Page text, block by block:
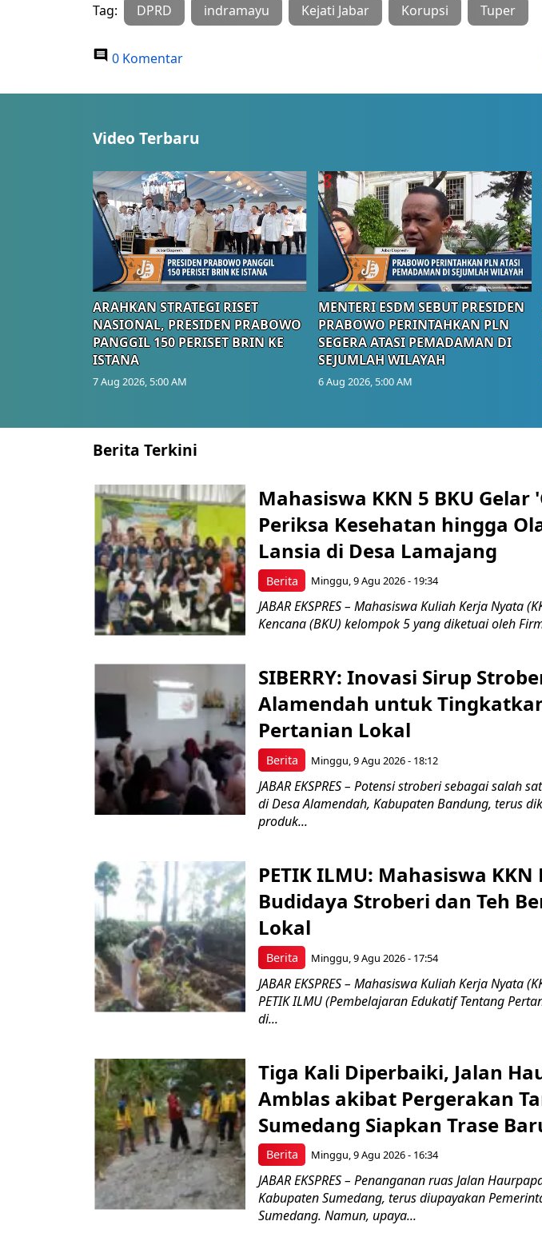
Tag: DPRD indramayu Kejati Jabar Korupsi Tuper
0 Komentar
Video Terbaru
ARAHKAN STRATEGI RISET
NASIONAL, PRESIDEN PRABOWO
PANGGIL 150 PERISET BRIN KE
ISTANA
7 Aug 2026, 5:00 AM
MENTERI ESDM SEBUT PRESIDEN
PRABOWO PERINTAHKAN PLN
SEGERA ATASI PEMADAMAN DI
SEJUMLAH WILAYAH
6 Aug 2026, 5:00 AM
Berita Terkini
Berita
Mahasiswa KKN 5 BKU Gelar
Periksa Kesehatan hingga
Lansia di Desa Lamajang
Minggu, 9 Agu 2026 - 19:34
JABAR EKSPRES – Mahasiswa Kuliah Kerja Nyata
Kencana (BKU) kelompok 5 yang diketuai oleh
Berita
SIBERRY: Inovasi Sirup
Alamendah untuk
Pertanian Lokal
Minggu, 9 Agu 2026 - 18:12
JABAR EKSPRES – Potensi stroberi sebagai salah
di Desa Alamendah, Kabupaten Bandung, terus
produk...
Berita
PETIK ILMU: Mahasiswa
Budidaya Stroberi dan Teh
Lokal
Minggu, 9 Agu 2026 - 17:54
JABAR EKSPRES – Mahasiswa Kuliah Kerja Nyata
PETIK ILMU (Pembelajaran Edukatif Tentang
di...
Berita
Tiga Kali Diperbaiki, Jalan
Amblas akibat Pergerakan
Sumedang Siapkan Trase
Minggu, 9 Agu 2026 - 16:34
JABAR EKSPRES – Penanganan ruas Jalan
Kabupaten Sumedang, terus diupayakan
Sumedang. Namun, upaya...